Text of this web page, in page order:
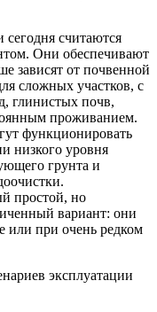
считаются
Они обеспечивают
зависят от почвенной
сложных участков, с
глинистых почв,
проживанием.
функционировать
низкого уровня
грунта и
простой, но
вариант: они
или при очень редком
эксплуатации